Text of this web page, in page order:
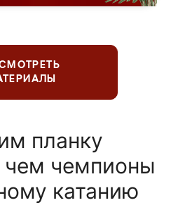
планку
чем чемпионы
катанию